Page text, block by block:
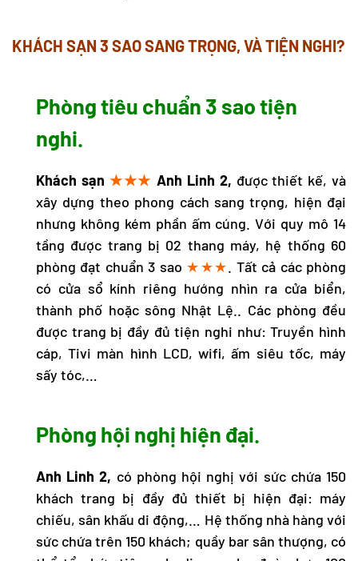
KHÁCH SẠN 3 SAO SANG TRỌNG, VÀ TIỆN NGHI?
Phòng tiêu chuẩn 3 sao tiện
nghi.
Khách sạn ★★★ Anh Linh 2, được thiết kế, và
xây dựng theo phong cách sang trọng, hiện đại
nhưng không kém phần ấm cúng. Với quy mô 14
tầng được trang bị 02 thang máy, hệ thống 60
phòng đạt chuẩn 3 sao ★★★. Tất cả các phòng
có cửa sổ kính riêng hướng nhìn ra cửa biển,
thành phố hoặc sông Nhật Lệ.. Các phòng đều
được trang bị đầy đủ tiện nghi như: Truyền hình
cáp, Tivi màn hình LCD, wifi, ấm siêu tốc, máy
sấy tóc,…
Phòng hội nghị hiện đại.
Anh Linh 2, có phòng hội nghị với sức chứa 150
khách trang bị đầy đủ thiết bị hiện đại: máy
chiếu, sân khấu di động,… Hệ thống nhà hàng với
sức chứa trên 150 khách; quầy bar sân thượng, có